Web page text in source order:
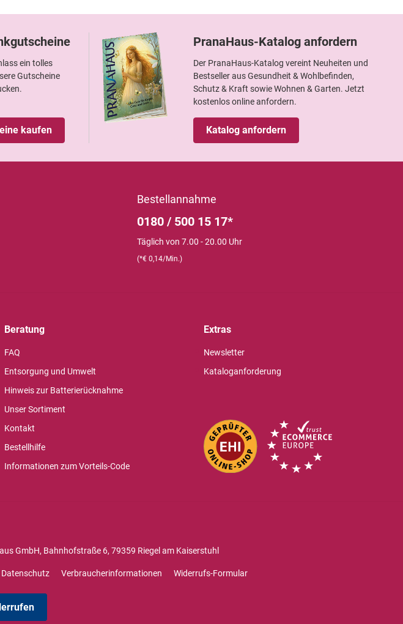
ein tolles
Gutscheine
kaufen
PranaHaus-Katalog anfordern
Der PranaHaus-Katalog vereint Neuheiten und
Bestseller aus Gesundheit & Wohlbefinden,
Schutz & Kraft sowie Wohnen & Garten. Jetzt
kostenlos online anfordern.
Katalog anfordern
Bestellannahme
0180 / 500 15 17*
Täglich von 7.00 - 20.00 Uhr
(*€ 0,14/Min.)
Beratung
FAQ
Entsorgung und Umwelt
Hinweis zur Batterierücknahme
Unser Sortiment
Kontakt
Bestellhilfe
Informationen zum Vorteils-Code
Extras
Newsletter
Kataloganforderung
GmbH, Bahnhofstraße 6, 79359 Riegel am Kaiserstuhl
Datenschutz Verbraucherinformationen Widerrufs-Formular